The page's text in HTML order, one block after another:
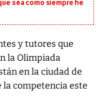
sea como siempre he
y tutores que
la Olimpiada
en la ciudad de
la competencia este